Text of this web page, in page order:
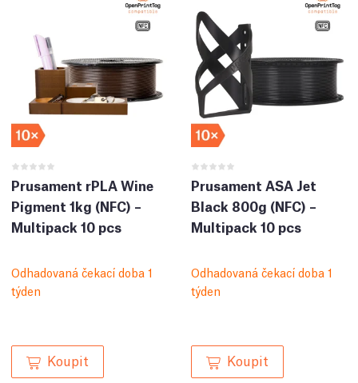
Prusament rPLA Wine
Pigment 1kg (NFC) –
Multipack 10 pcs
Odhadovaná čekací doba 1
týden
Koupit
Prusament ASA Jet
Black 800g (NFC) –
Multipack 10 pcs
Odhadovaná čekací doba 1
týden
Koupit